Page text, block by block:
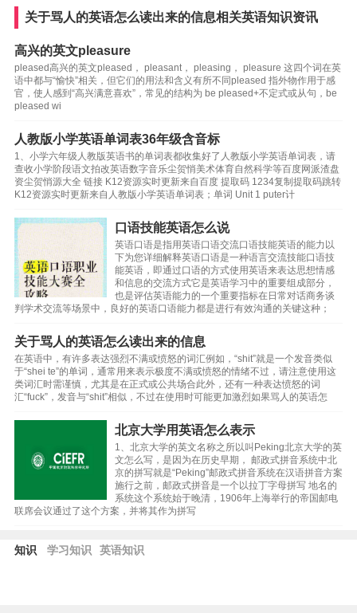
关于骂人的英语怎么读出来的信息相关英语知识资讯
高兴的英文pleasure
pleased高兴的英文pleased， pleasant， pleasing， pleasure 这四个词在英
语中都与“愉快”相关，但它们的用法和含义有所不同pleased 指外物作用于感
官，使人感到“高兴满意喜欢”，常见的结构为 be pleased+不定式或从句，be
pleased wi
人教版小学英语单词表36年级含音标
1、小学六年级人教版英语书的单词表都收集好了人教版小学英语单词表，请
查收小学阶段语文拍改英语数字音乐尘贺悄美术体育自然科学等百度网派渣盘
资尘贺悄源大全 链接 K12资源实时更新来自百度 提取码 1234复制提取码跳转
K12资源实时更新来自人教版小学英语单词表；单词 Unit 1 puter计
口语技能英语怎么说
英语口语是指用英语口语交流口语技能英语的能力以
下为您详细解释英语口语是一种语言交流技能口语技
能英语，即通过口语的方式使用英语来表达思想情感
和信息的交流方式它是英语学习中的重要组成部分，
也是评估英语能力的一个重要指标在日常对话商务谈
判学术交流等场景中，良好的英语口语能力都是进行有效沟通的关键这种；
关于骂人的英语怎么读出来的信息
在英语中，有许多表达强烈不满或愤怒的词汇例如，“shit”就是一个发音类似
于“shei te”的单词，通常用来表示极度不满或愤怒的情绪不过，请注意使用这
类词汇时需谨慎，尤其是在正式或公共场合此外，还有一种表达愤怒的词
汇“fuck”，发音与“shit”相似，不过在使用时可能更加激烈如果骂人的英语怎
北京大学用英语怎么表示
1、北京大学的英文名称之所以叫Peking北京大学的英
文怎么写，是因为在历史早期， 邮政式拼音系统中北
京的拼写就是“Peking”邮政式拼音系统在汉语拼音方案
施行之前，邮政式拼音是一个以拉丁字母拼写 地名的
系统这个系统始于晚清，1906年上海举行的帝国邮电
联席会议通过了这个方案，并将其作为拼写
知识 学习知识 英语知识